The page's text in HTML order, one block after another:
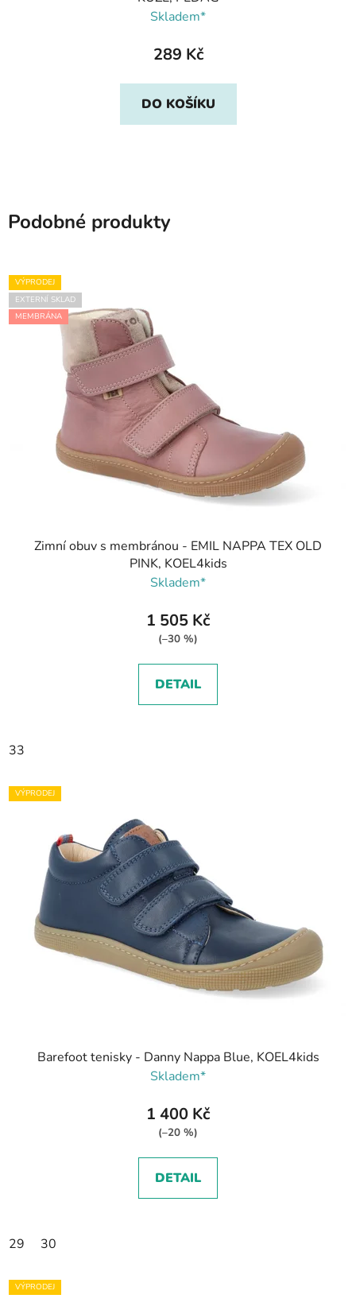
Skladem*
289 Kč
DO KOŠÍKU
Podobné produkty
VÝPRODEJ
EXTERNÍ SKLAD
MEMBRÁNA
Zimní obuv s membránou - EMIL NAPPA TEX OLD
PINK, KOEL4kids
Skladem*
1 505 Kč
(–30 %)
DETAIL
33
VÝPRODEJ
Barefoot tenisky - Danny Nappa Blue, KOEL4kids
Skladem*
1 400 Kč
(–20 %)
DETAIL
29 30
VÝPRODEJ